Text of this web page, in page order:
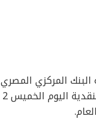
المركزي المصري
إلى خفض أسعار الفائدة بمقدار 100 نقطة أساس خلال اجتماع لجنة السياسة النقدية اليوم الخميس 2